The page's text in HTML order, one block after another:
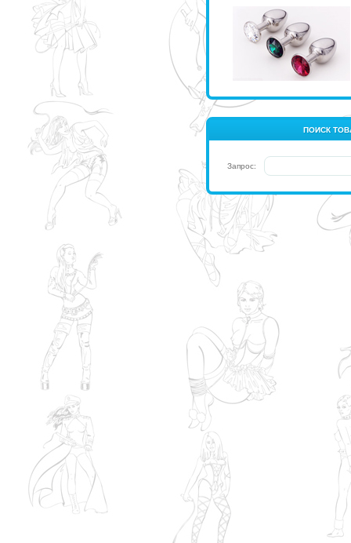
ПОИСК
Запрос: